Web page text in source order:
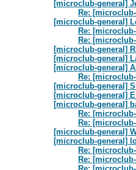
[microclub-general]
Re:
[microclub-general]
Re:
Re:
[microclub-general]
[microclub-general]
[microclub-general]
Re:
[microclub-general]
[microclub-general]
[microclub-general]
Re:
Re:
[microclub-general]
[microclub-general]
Re:
Re: